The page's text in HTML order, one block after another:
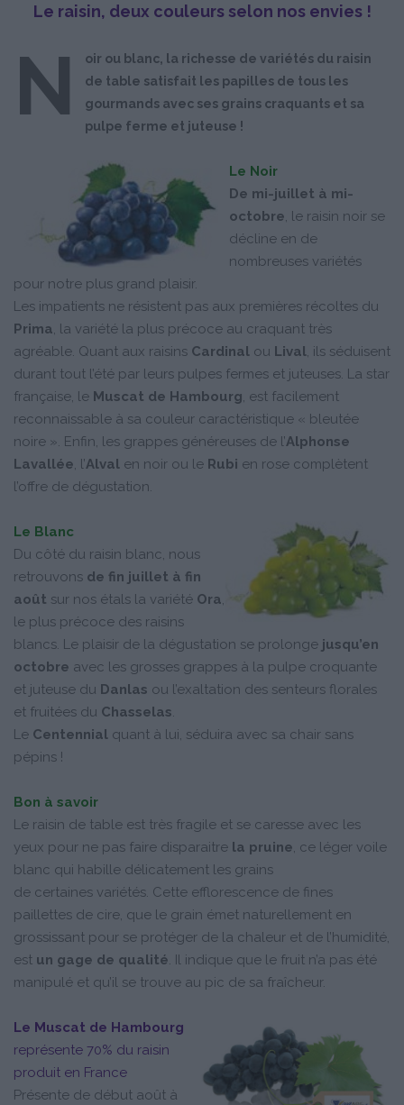
Le raisin, deux couleurs selon nos envies !
N
oir ou blanc, la richesse de variétés du raisin
de table satisfait les papilles de tous les
gourmands avec ses grains craquants et sa
pulpe ferme et juteuse !
Le Noir
De mi-juillet à mi-
octobre, le raisin noir se
décline en de
nombreuses variétés
pour notre plus grand plaisir.
Les impatients ne résistent pas aux premières récoltes du
Prima, la variété la plus précoce au craquant très
agréable. Quant aux raisins Cardinal ou Lival, ils séduisent
durant tout l’été par leurs pulpes fermes et juteuses. La star
française, le Muscat de Hambourg, est facilement
reconnaissable à sa couleur caractéristique « bleutée
noire ». Enfin, les grappes généreuses de l’Alphonse
Lavallée, l’Alval en noir ou le Rubi en rose complètent
l’offre de dégustation.
Le Blanc
Du côté du raisin blanc, nous
retrouvons de fin juillet à fin
août sur nos étals la variété Ora,
le plus précoce des raisins
blancs. Le plaisir de la dégustation se prolonge jusqu’en
octobre avec les grosses grappes à la pulpe croquante
et juteuse du Danlas ou l’exaltation des senteurs florales
et fruitées du Chasselas.
Le Centennial quant à lui, séduira avec sa chair sans
pépins !
Bon à savoir
Le raisin de table est très fragile et se caresse avec les
yeux pour ne pas faire disparaitre la pruine, ce léger voile
blanc qui habille délicatement les grains
de certaines variétés. Cette efflorescence de fines
paillettes de cire, que le grain émet naturellement en
grossissant pour se protéger de la chaleur et de l’humidité,
est un gage de qualité. Il indique que le fruit n’a pas été
manipulé et qu’il se trouve au pic de sa fraîcheur.
Le Muscat de Hambourg
représente 70% du raisin
produit en France
Présente de début août à